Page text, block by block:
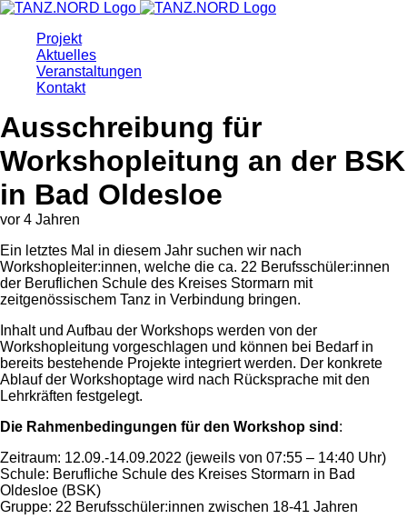
Projekt
Aktuelles
Veranstaltungen
Kontakt
Ausschreibung für
Workshopleitung an der BSK
in Bad Oldesloe
vor 4 Jahren
Ein letztes Mal in diesem Jahr suchen wir nach
Workshopleiter:innen, welche die ca. 22 Berufsschüler:innen
der Beruflichen Schule des Kreises Stormarn mit
zeitgenössischem Tanz in Verbindung bringen.
Inhalt und Aufbau der Workshops werden von der
Workshopleitung vorgeschlagen und können bei Bedarf in
bereits bestehende Projekte integriert werden. Der konkrete
Ablauf der Workshoptage wird nach Rücksprache mit den
Lehrkräften festgelegt.
Die Rahmenbedingungen für den Workshop sind :
Zeitraum: 12.09.-14.09.2022 (jeweils von 07:55 – 14:40 Uhr)
Schule: Berufliche Schule des Kreises Stormarn in Bad
Oldesloe (BSK)
Gruppe: 22 Berufsschüler:innen zwischen 18-41 Jahren